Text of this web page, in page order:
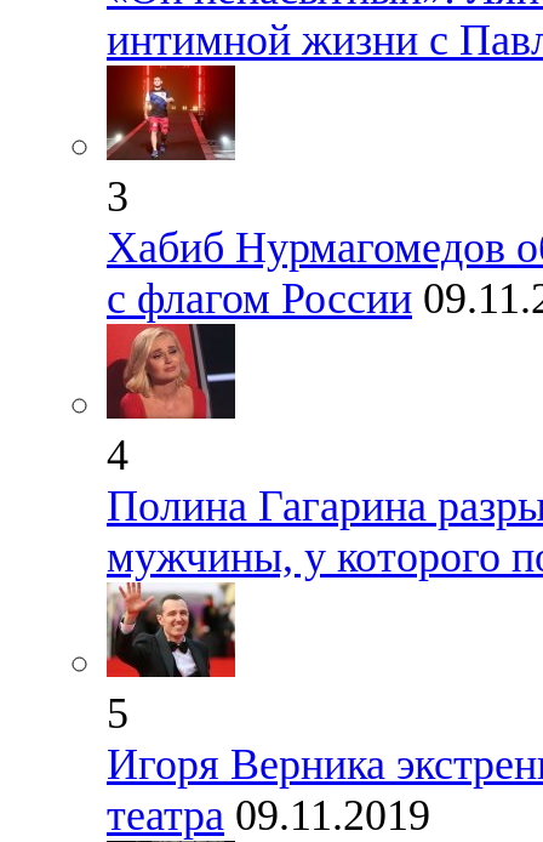
интимной жизни с
3
Хабиб Нурмагомедов
с флагом России
4
Полина Гагарина
мужчины, у которого
5
Игоря Верника
театра 09.11.2019